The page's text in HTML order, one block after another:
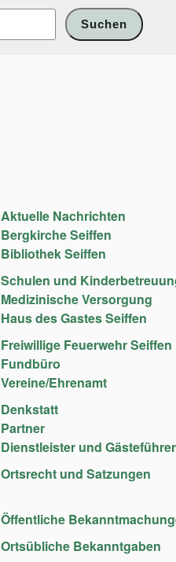
Aktuelle Nachrichten
Bergkirche Seiffen
Bibliothek Seiffen
Schulen und
Medizinische Versorgung
Haus des Gastes Seiffen
Freiwillige Feuerwehr Seiffen
Fundbüro
Vereine/Ehrenamt
Denkstatt
Partner
Dienstleister und Gästeführer
Ortsrecht und Satzungen
Öffentliche
Ortsübliche Bekanntgaben